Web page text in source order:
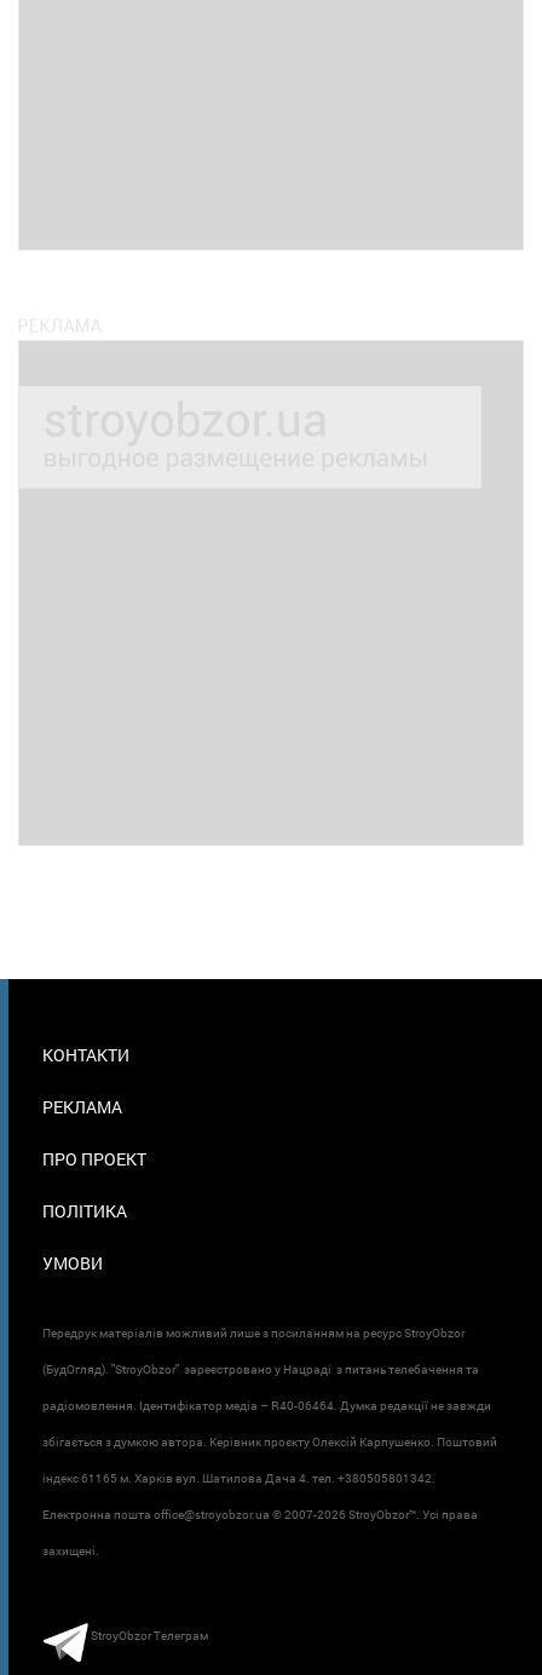
В
КОНТАКТИ
РЕКЛАМА
ПРО ПРОЕКТ
ПОЛІТИКА
УМОВИ
Передрук матеріалів можливий лише з посиланням на ресурс StroyObzor
(БудОгляд). "StroyObzor" зареєстровано у Нацраді з питань телебачення та
радіомовлення. Ідентифікатор медіа – R40-06464. Думка редакції не завжди
збігається з думкою автора. Керівник проєкту Олексій Карпушенко. Поштовий
індекс 61165 м. Харків вул. Шатилова Дача 4. тел. +380505801342.
Електронна пошта office@stroyobzor.ua © 2007-2026 StroyObzor™. Усі права
захищені.
StroyObzor Телеграм